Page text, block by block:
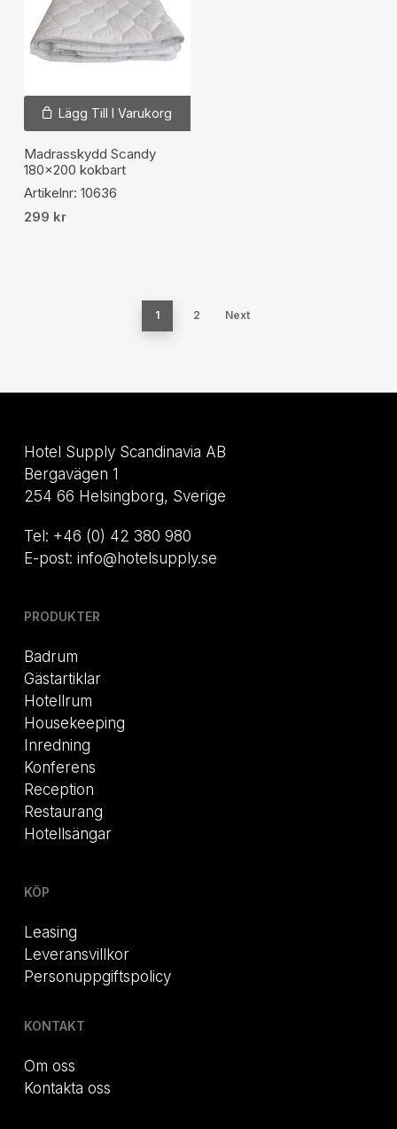
Lägg Till I Varukorg
Madrasskydd Scandy
180×200 kokbart
Artikelnr: 10636
299 kr
1 2 Next
Hotel Supply Scandinavia AB
Bergavägen 1
254 66 Helsingborg, Sverige
Tel: +46 (0) 42 380 980
E-post: info@hotelsupply.se
PRODUKTER
Badrum
Gästartiklar
Hotellrum
Housekeeping
Inredning
Konferens
Reception
Restaurang
Hotellsängar
KÖP
Leasing
Leveransvillkor
Personuppgiftspolicy
KONTAKT
Om oss
Kontakta oss